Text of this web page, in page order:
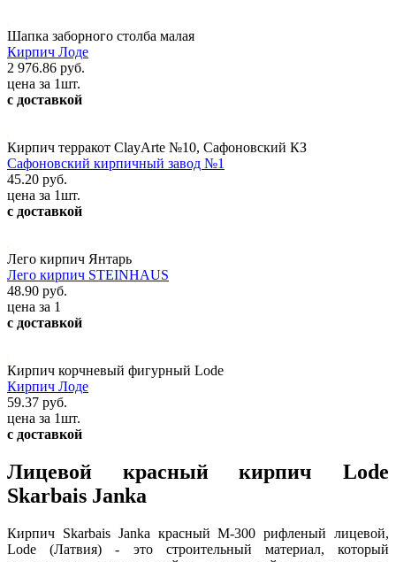
Шапка заборного столба малая
Кирпич Лоде
2 976.86 руб.
цена за 1шт.
с доставкой
Кирпич терракот ClayArte №10, Сафоновский КЗ
Сафоновский кирпичный завод №1
45.20 руб.
цена за 1шт.
с доставкой
Лего кирпич Янтарь
Лего кирпич STEINHAUS
48.90 руб.
цена за 1
с доставкой
Кирпич корчневый фигурный Lode
Кирпич Лоде
59.37 руб.
цена за 1шт.
с доставкой
Лицевой красный кирпич Lode
Skarbais Janka
Кирпич Skarbais Janka красный М-300 рифленый лицевой,
Lode (Латвия) - это строительный материал, который